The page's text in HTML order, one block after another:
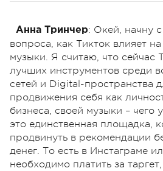
Анна Тринчер: Окей, начну
вопроса, как Тикток влияет
музыки. Я считаю, что сейчас
лучших инструментов среди
сетей и Digital-пространства
продвижения себя как
бизнеса, своей музыки – чего
это единственная площадка,
продвинуть в рекомендации
денег. То есть в Инстаграме
необходимо платить за